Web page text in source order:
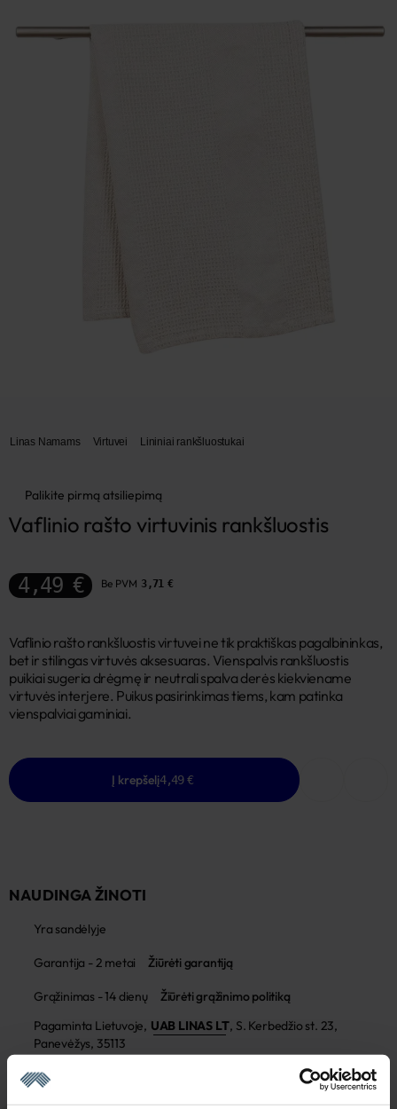
Linas Namams Virtuvei Lininiai rankšluostukai
Palikite pirmą atsiliepimą
Vaflinio rašto virtuvinis rankšluostis
4,49 € Be PVM 3,71 €
Vaflinio rašto rankšluostis virtuvei ne tik praktiškas pagalbininkas,
bet ir stilingas virtuvės aksesuaras. Vienspalvis rankšluostis
puikiai sugeria drėgmę ir neutrali spalva derės kiekviename
virtuvės interjere. Puikus pasirinkimas tiems, kam patinka
vienspalviai gaminiai.
Į krepšelį4,49 €
NAUDINGA ŽINOTI
Yra sandėlyje
Garantija - 2 metai Žiūrėti garantiją
Grąžinimas - 14 dienų
Žiūrėti grąžinimo politiką
Pagaminta Lietuvoje, UAB LINAS LT, S. Kerbedžio st. 23,
Panevėžys, 35113
MADE IN EUROPE